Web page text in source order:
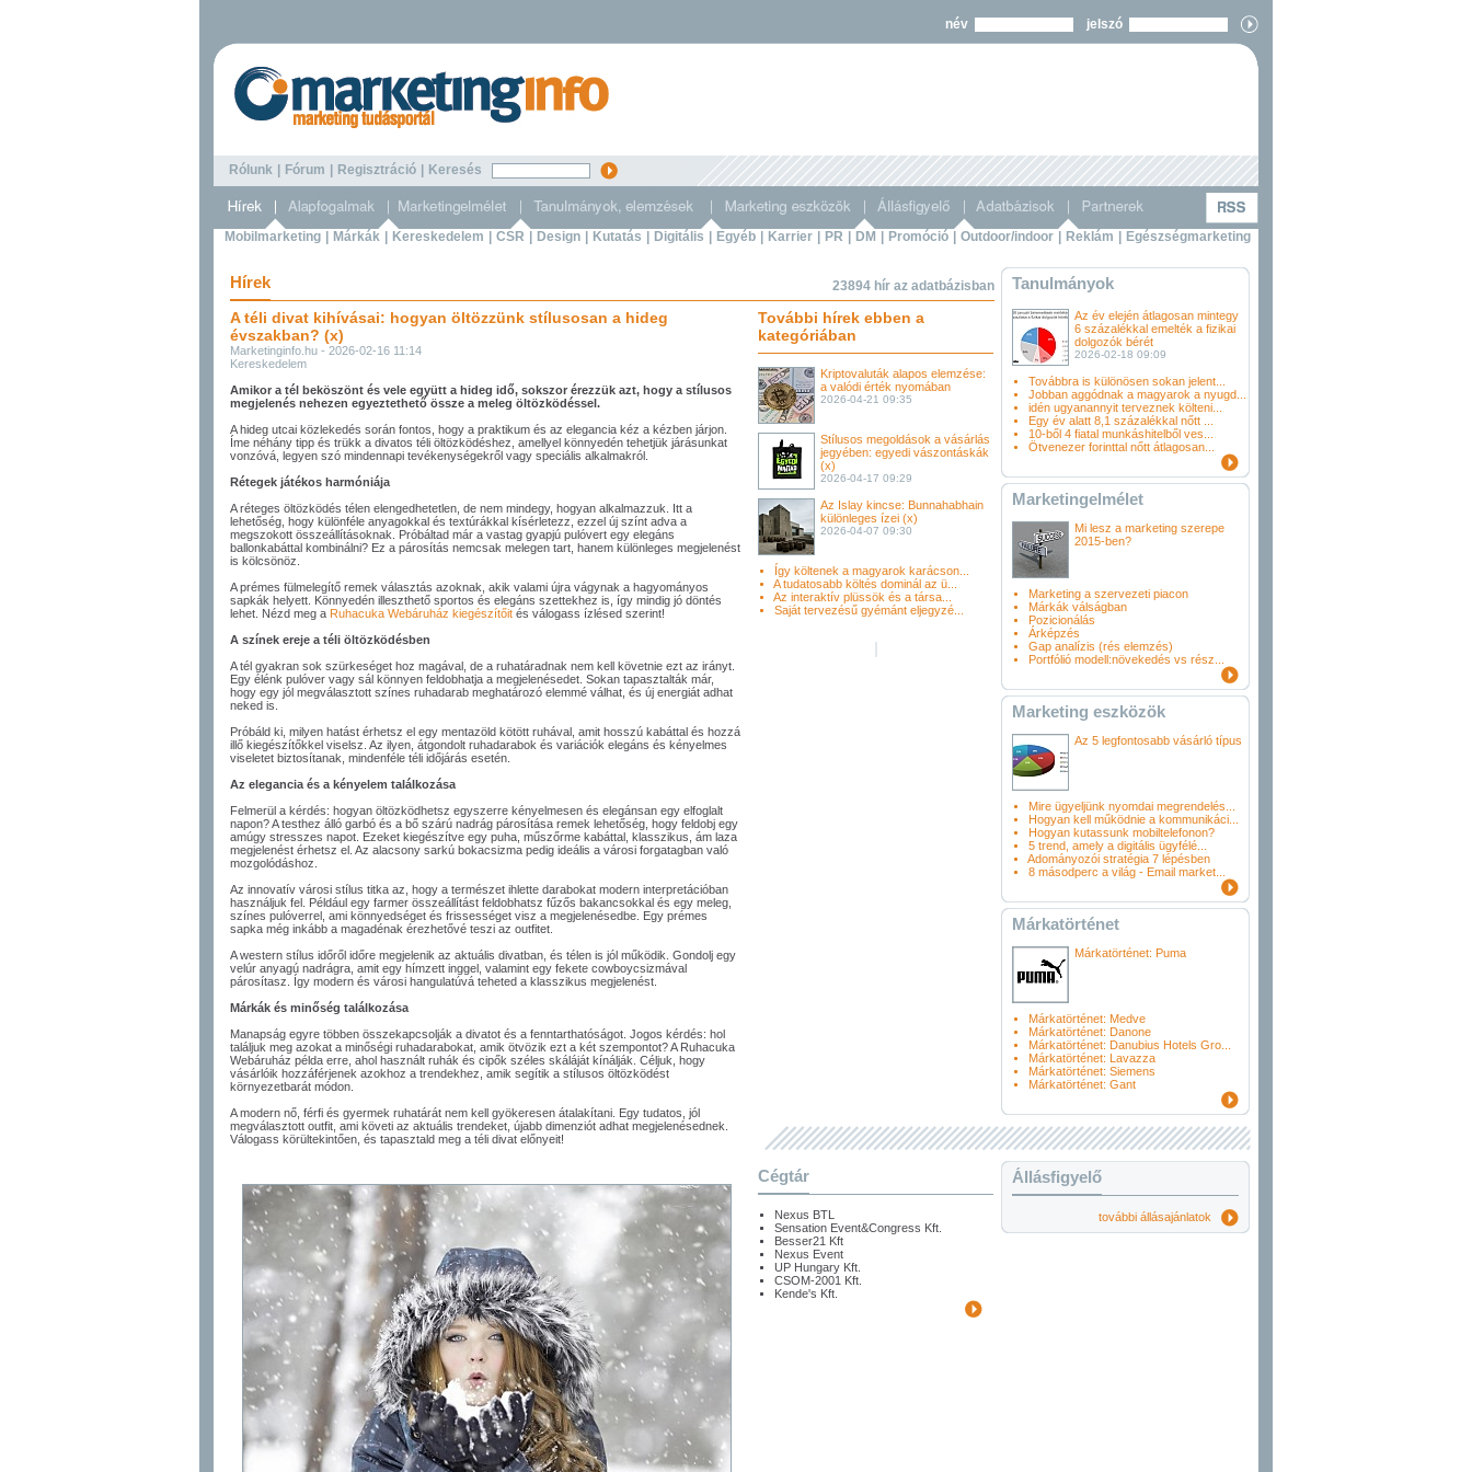
név jelszó
Rólunk Fórum Regisztráció Keresés
Mobilmarketing Márkák Kereskedelem CSR Design Kutatás Digitális Egyéb Karrier PR DM Promóció Outdoor/indoor Reklám Egészségmarketing
Hírek 23894 hír az adatbázisban Tanulmányok
A téli divat kihívásai: hogyan öltözzünk stílusosan a hideg
évszakban? (x)
Marketinginfo.hu - 2026-02-16 11:14
Kereskedelem
Amikor a tél beköszönt és vele együtt a hideg idő, sokszor érezzük azt, hogy a stílusos
megjelenés nehezen egyeztethető össze a meleg öltözködéssel.
A hideg utcai közlekedés során fontos, hogy a praktikum és az elegancia kéz a kézben járjon.
Íme néhány tipp és trükk a divatos téli öltözködéshez, amellyel könnyedén tehetjük járásunkat
vonzóvá, legyen szó mindennapi tevékenységekről vagy speciális alkalmakról.
Rétegek játékos harmóniája
A réteges öltözködés télen elengedhetetlen, de nem mindegy, hogyan alkalmazzuk. Itt a
lehetőség, hogy különféle anyagokkal és textúrákkal kísérletezz, ezzel új színt adva a
megszokott összeállításoknak. Próbáltad már a vastag gyapjú pulóvert egy elegáns
ballonkabáttal kombinálni? Ez a párosítás nemcsak melegen tart, hanem különleges megjelenést
is kölcsönöz.
A prémes fülmelegítő remek választás azoknak, akik valami újra vágynak a hagyományos
sapkák helyett. Könnyedén illeszthető sportos és elegáns szettekhez is, így mindig jó döntés
lehet. Nézd meg a Ruhacuka Webáruház kiegészítőit és válogass ízlésed szerint!
A színek ereje a téli öltözködésben
A tél gyakran sok szürkeséget hoz magával, de a ruhatáradnak nem kell követnie ezt az irányt.
Egy élénk pulóver vagy sál könnyen feldobhatja a megjelenésedet. Sokan tapasztalták már,
hogy egy jól megválasztott színes ruhadarab meghatározó elemmé válhat, és új energiát adhat
neked is.
Próbáld ki, milyen hatást érhetsz el egy mentazöld kötött ruhával, amit hosszú kabáttal és hozzá
illő kiegészítőkkel viselsz. Az ilyen, átgondolt ruhadarabok és variációk elegáns és kényelmes
viseletet biztosítanak, mindenféle téli időjárás esetén.
Az elegancia és a kényelem találkozása
Felmerül a kérdés: hogyan öltözködhetsz egyszerre kényelmesen és elegánsan egy elfoglalt
napon? A testhez álló garbó és a bő szárú nadrág párosítása remek lehetőség, hogy feldobj egy
amúgy stresszes napot. Ezeket kiegészítve egy puha, műszőrme kabáttal, klasszikus, ám laza
megjelenést érhetsz el. Az alacsony sarkú bokacsizma pedig ideális a városi forgatagban való
mozgolódáshoz.
Az innovatív városi stílus titka az, hogy a természet ihlette darabokat modern interpretációban
használjuk fel. Például egy farmer összeállítást feldobhatsz fűzős bakancsokkal és egy meleg,
színes pulóverrel, ami könnyedséget és frissességet visz a megjelenésedbe. Egy prémes
sapka még inkább a magadénak érezhetővé teszi az outfitet.
A western stílus időről időre megjelenik az aktuális divatban, és télen is jól működik. Gondolj egy
velúr anyagú nadrágra, amit egy hímzett inggel, valamint egy fekete cowboycsizmával
párosítasz. Így modern és városi hangulatúvá teheted a klasszikus megjelenést.
Márkák és minőség találkozása
Manapság egyre többen összekapcsolják a divatot és a fenntarthatóságot. Jogos kérdés: hol
találjuk meg azokat a minőségi ruhadarabokat, amik ötvözik ezt a két szempontot? A Ruhacuka
Webáruház példa erre, ahol használt ruhák és cipők széles skáláját kínálják. Céljuk, hogy
vásárlóik hozzáférjenek azokhoz a trendekhez, amik segítik a stílusos öltözködést
környezetbarát módon.
A modern nő, férfi és gyermek ruhatárát nem kell gyökeresen átalakítani. Egy tudatos, jól
megválasztott outfit, ami követi az aktuális trendeket, újabb dimenziót adhat megjelenésednek.
Válogass körültekintően, és tapasztald meg a téli divat előnyeit!
További hírek ebben a
kategóriában
Kriptovaluták alapos elemzése:
a valódi érték nyomában
2026-04-21 09:35
Stílusos megoldások a vásárlás
jegyében: egyedi vászontáskák
(x)
2026-04-17 09:29
Az Islay kincse: Bunnahabhain
különleges ízei (x)
2026-04-07 09:30
Így költenek a magyarok karácson...
A tudatosabb költés dominál az ü...
Az interaktív plüssök és a társa...
Saját tervezésű gyémánt eljegyzé...
Az év elején átlagosan mintegy
6 százalékkal emelték a fizikai
dolgozók bérét
2026-02-18 09:09
Továbbra is különösen sokan jelent...
Jobban aggódnak a magyarok a nyugd...
idén ugyanannyit terveznek költeni...
Egy év alatt 8,1 százalékkal nőtt ...
10-ből 4 fiatal munkáshitelből ves...
Ötvenezer forinttal nőtt átlagosan...
Marketingelmélet
Mi lesz a marketing szerepe
2015-ben?
Marketing a szervezeti piacon
Márkák válságban
Pozicionálás
Árképzés
Gap analízis (rés elemzés)
Portfólió modell:növekedés vs rész...
Marketing eszközök
Az 5 legfontosabb vásárló típus
Mire ügyeljünk nyomdai megrendelés...
Hogyan kell működnie a kommunikáci...
Hogyan kutassunk mobiltelefonon?
5 trend, amely a digitális ügyfélé...
Adományozói stratégia 7 lépésben
8 másodperc a világ - Email market...
Márkatörténet
Márkatörténet: Puma
Márkatörténet: Medve
Márkatörténet: Danone
Márkatörténet: Danubius Hotels Gro...
Márkatörténet: Lavazza
Márkatörténet: Siemens
Márkatörténet: Gant
Cégtár
Nexus BTL
Sensation Event&Congress Kft.
Besser21 Kft
Nexus Event
UP Hungary Kft.
CSOM-2001 Kft.
Kende's Kft.
Állásfigyelő
további állásajánlatok